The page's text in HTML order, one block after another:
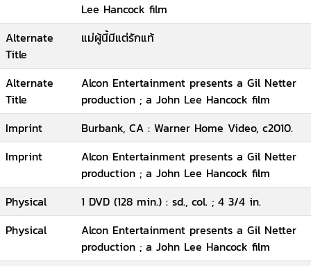
Lee Hancock film
Alternate
Title
แม่ผู้นี้มีแต่รักแท้
Alternate
Title
Alcon Entertainment presents a Gil Netter
production ; a John Lee Hancock film
Imprint
Burbank, CA : Warner Home Video, c2010.
Imprint
Alcon Entertainment presents a Gil Netter
production ; a John Lee Hancock film
Physical
1 DVD (128 min.) : sd., col. ; 4 3/4 in.
Physical
Alcon Entertainment presents a Gil Netter
production ; a John Lee Hancock film